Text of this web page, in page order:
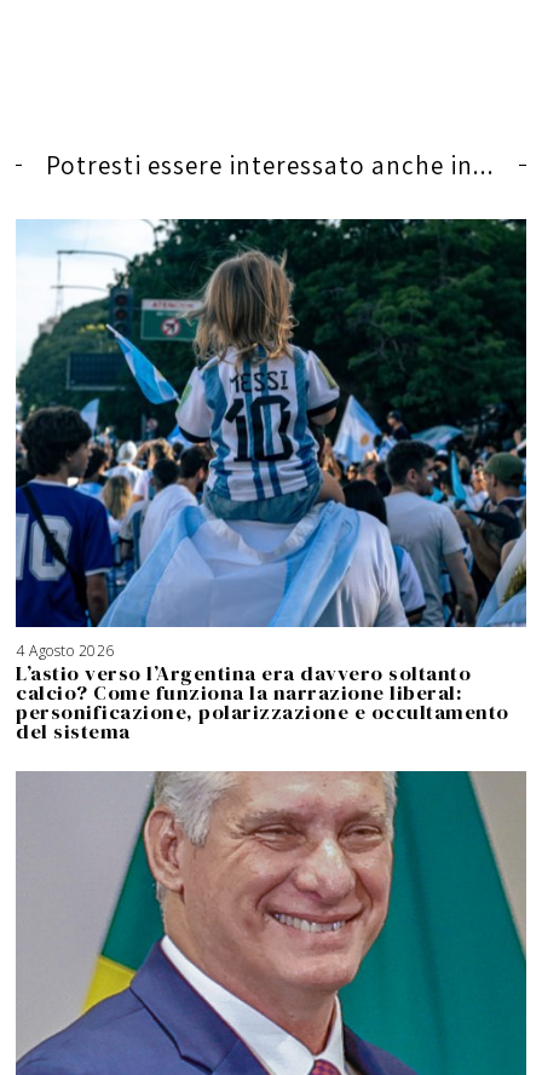
Potresti essere interessato anche in...
4 Agosto 2026
g
o
s
t
o
2
0
L’astio verso l’Argentina era davvero soltanto
calcio? Come funziona la narrazione liberal:
personificazione, polarizzazione e occultamento
del sistema